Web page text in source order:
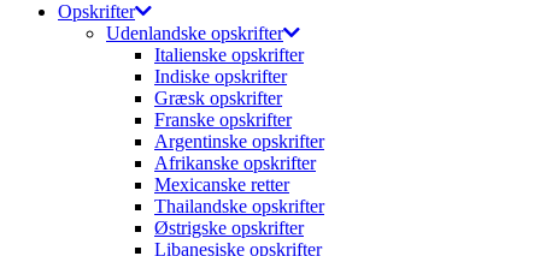
Opskrifter
Udenlandske opskrifter
Italienske opskrifter
Indiske opskrifter
Græsk opskrifter
Franske opskrifter
Argentinske opskrifter
Afrikanske opskrifter
Mexicanske retter
Thailandske opskrifter
Østrigske opskrifter
Libanesiske opskrifter